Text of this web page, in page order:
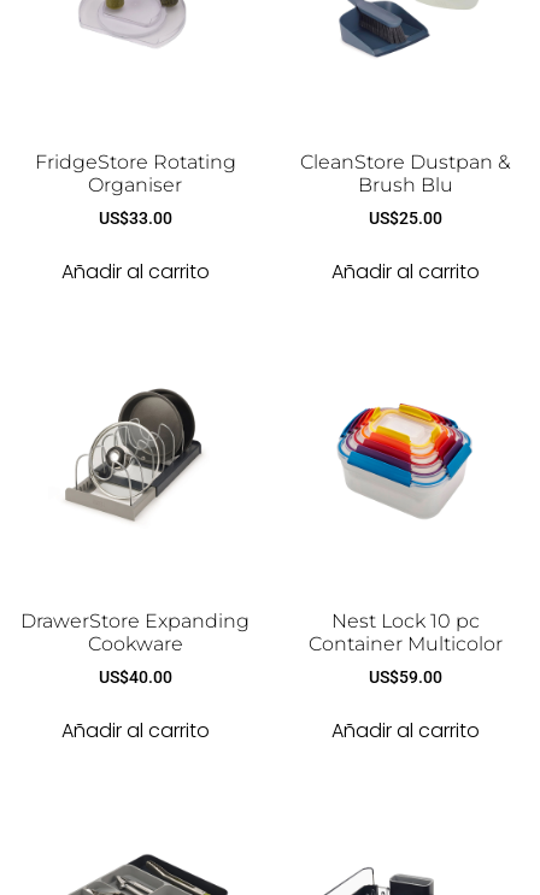
FridgeStore Rotating
Organiser
US$33.00
Añadir al carrito
CleanStore Dustpan &
Brush Blu
US$25.00
Añadir al carrito
DrawerStore Expanding
Cookware
US$40.00
Añadir al carrito
Nest Lock 10 pc
Container Multicolor
US$59.00
Añadir al carrito